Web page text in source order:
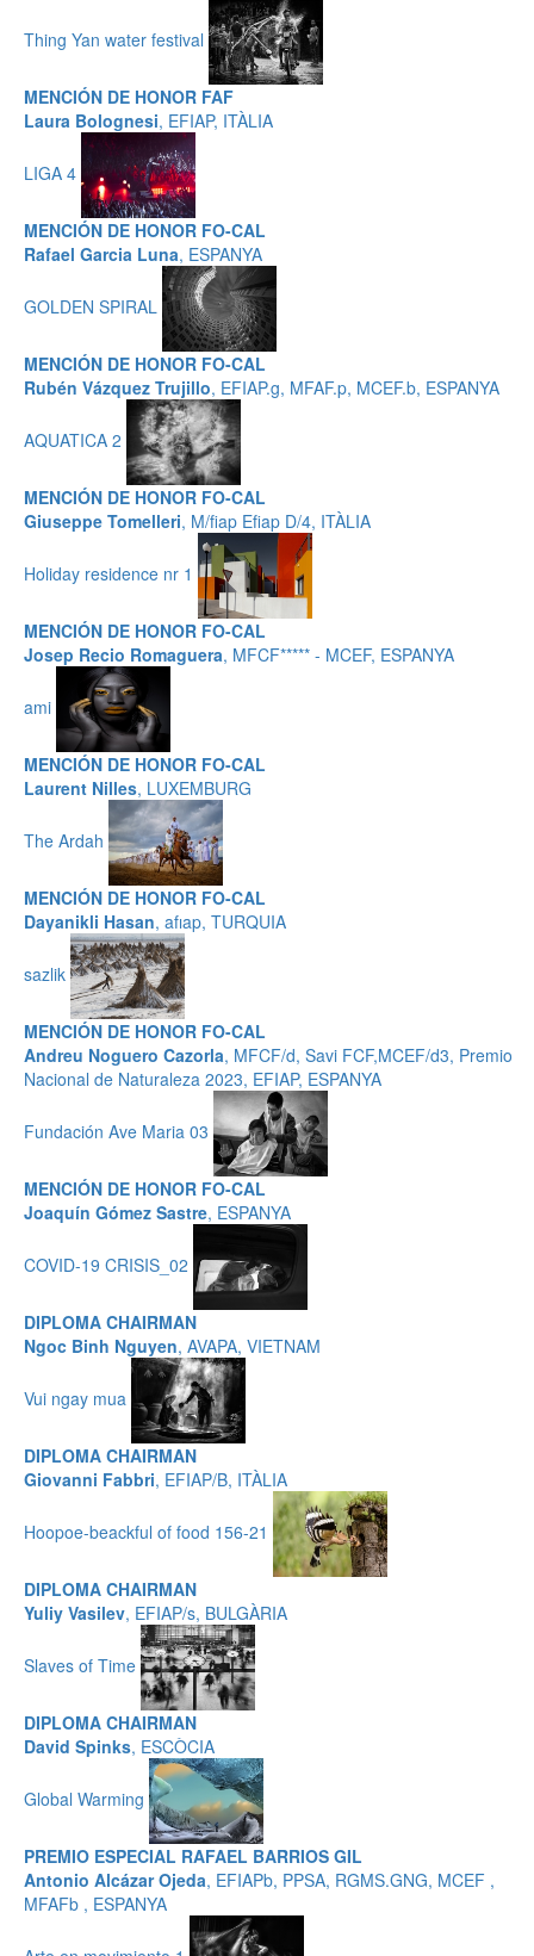
Thing Yan water festival
MENCIÓN DE HONOR FAF
Laura Bolognesi, EFIAP, ITÀLIA
LIGA 4
MENCIÓN DE HONOR FO-CAL
Rafael Garcia Luna, ESPANYA
GOLDEN SPIRAL
MENCIÓN DE HONOR FO-CAL
Rubén Vázquez Trujillo, EFIAP.g, MFAF.p, MCEF.b, ESPANYA
AQUATICA 2
MENCIÓN DE HONOR FO-CAL
Giuseppe Tomelleri, M/fiap Efiap D/4, ITÀLIA
Holiday residence nr 1
MENCIÓN DE HONOR FO-CAL
Josep Recio Romaguera, MFCF***** - MCEF, ESPANYA
ami
MENCIÓN DE HONOR FO-CAL
Laurent Nilles, LUXEMBURG
The Ardah
MENCIÓN DE HONOR FO-CAL
Dayanikli Hasan, afıap, TURQUIA
sazlik
MENCIÓN DE HONOR FO-CAL
Andreu Noguero Cazorla, MFCF/d, Savi FCF,MCEF/d3, Premio
Nacional de Naturaleza 2023, EFIAP, ESPANYA
Fundación Ave Maria 03
MENCIÓN DE HONOR FO-CAL
Joaquín Gómez Sastre, ESPANYA
COVID-19 CRISIS_02
DIPLOMA CHAIRMAN
Ngoc Binh Nguyen, AVAPA, VIETNAM
Vui ngay mua
DIPLOMA CHAIRMAN
Giovanni Fabbri, EFIAP/B, ITÀLIA
Hoopoe-beackful of food 156-21
DIPLOMA CHAIRMAN
Yuliy Vasilev, EFIAP/s, BULGÀRIA
Slaves of Time
DIPLOMA CHAIRMAN
David Spinks, ESCÒCIA
Global Warming
PREMIO ESPECIAL RAFAEL BARRIOS GIL
Antonio Alcázar Ojeda, EFIAPb, PPSA, RGMS.GNG, MCEF ,
MFAFb , ESPANYA